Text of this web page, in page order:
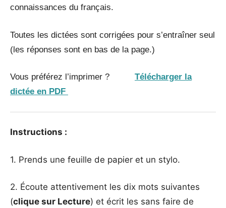
connaissances du français.
Toutes les dictées sont corrigées pour s’entraîner seul
(les réponses sont en bas de la page.)
Vous préférez l’imprimer ? Télécharger la
dictée en PDF
Instructions :
1. Prends une feuille de papier et un stylo.
2. Écoute attentivement les dix mots suivantes
(clique sur Lecture) et écrit les sans faire de